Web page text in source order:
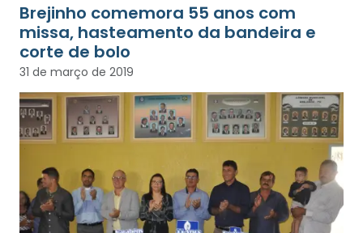
Brejinho comemora 55 anos com
missa, hasteamento da bandeira e
corte de bolo
31 de março de 2019